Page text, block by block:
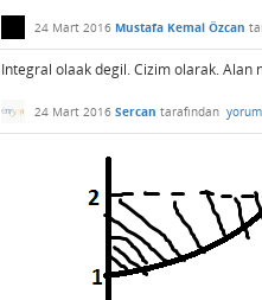
24 Mart 2016 Mustafa Kemal Özcan
Integral olaak degil. Cizim olarak. Alan
24 Mart 2016 Sercan tarafından